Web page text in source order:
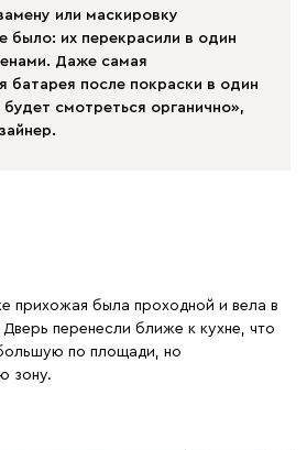
или маскировку
было: их перекрасили в один
Даже самая
батарея после покраски в один
смотреться органично»,
прихожая была проходной и вела в
перенесли ближе к кухне, что
по площади, но
зону.